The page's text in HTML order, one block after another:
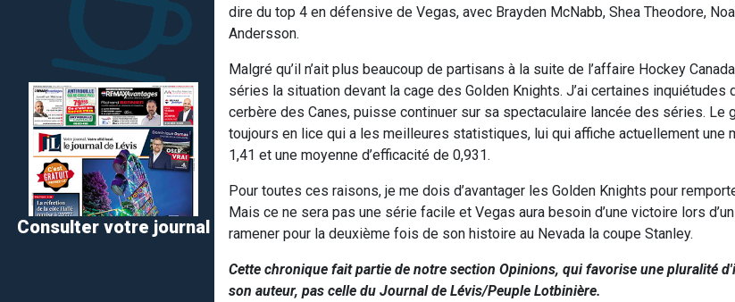
Consulter votre journal
dire du top 4 en défensive de Vegas, avec Brayden McNabb, Shea Theodore,
Andersson.
Malgré qu’il n’ait plus beaucoup de partisans à la suite de l’affaire Hockey
séries la situation devant la cage des Golden Knights. J’ai certaines inquiétudes
cerbère des Canes, puisse continuer sur sa spectaculaire lancée des séries. Le
toujours en lice qui a les meilleures statistiques, lui qui affiche actuellement une
1,41 et une moyenne d’efficacité de 0,931.
Pour toutes ces raisons, je me dois d’avantager les Golden Knights pour
Mais ce ne sera pas une série facile et Vegas aura besoin d’une victoire lors
ramener pour la deuxième fois de son histoire au Nevada la coupe Stanley.
Cette chronique fait partie de notre section Opinions, qui favorise une pluralité
son auteur, pas celle du Journal de Lévis/Peuple Lotbinière.